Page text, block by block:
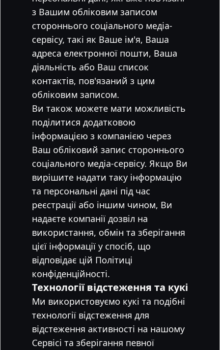
з Вашим обліковим записом
стороннього соціального медіа-
сервісу, такі як Ваше ім'я, Ваша
адреса електронної пошти, Ваша
діяльність або Ваш список
контактів, пов'язаний з цим
обліковим записом.
Ви також можете мати можливість
поділитися додатковою
інформацією з компанією через
Ваш обліковий запис стороннього
соціального медіа-сервісу. Якщо Ви
вирішите надати таку інформацію
та персональні дані під час
реєстрації або іншим чином, Ви
надаєте компанії дозвіл на
використання, обмін та зберігання
цієї інформації у спосіб, що
відповідає цій Політиці
конфіденційності.
Технології відстеження та кукі
Ми використовуємо кукі та подібні
технології відстеження для
відстеження активності на нашому
Сервісі та зберігання певної